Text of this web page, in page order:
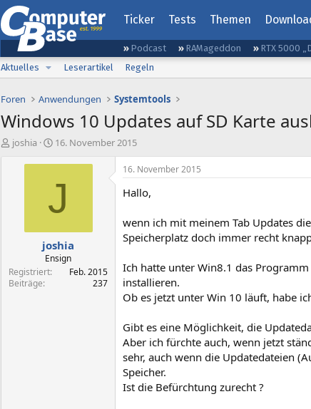
Ticker Tests Themen
Podcast RAMageddon RTX 5000
Aktuelles
Leserartikel Regeln
Foren Anwendungen Systemtools
Windows 10 Updates auf SD Karte
E
joshia
E
s
l
t
a
m
16. November 2015
J
joshia
Ensign
Registriert
Feb. 2015
Beiträge
237
16. November 2015
Hallo,
wenn ich mit meinem Tab Updates
Speicherplatz doch immer recht
Ich hatte unter Win8.1 das
installieren.
Ob es jetzt unter Win 10 läuft, habe
Gibt es eine Möglichkeit, die
Aber ich fürchte auch, wenn jetzt
sehr, auch wenn die Updatedateien
Speicher.
Ist die Befürchtung zurecht ?